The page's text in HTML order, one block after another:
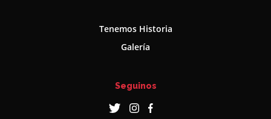
Tenemos Historia
Galería
Seguinos